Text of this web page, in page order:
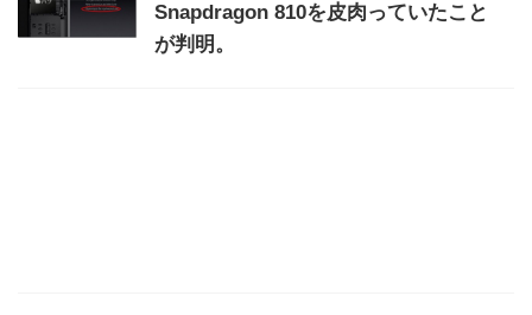
Snapdragon 810を皮肉っていたこと
が判明。